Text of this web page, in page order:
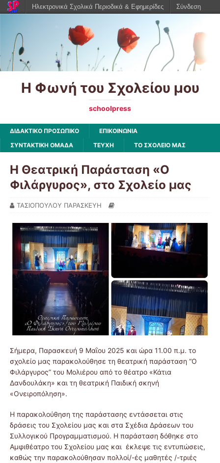
Η Φωνή του Σχολείου μου
schoolpress
ΔΙΔΑΚΤΙΚΟ ΠΡΟΣΩΠΙΚΟ
ΕΠΙΚΟΙΝΩΝΙΑ
ΣΥΝΤΑΚΤΙΚΗ ΟΜΑΔΑ
ΤΕΥΧΗ ΤΟ ΣΧΟΛΕΙΟ ΜΑΣ
Η Θεατρική Παράσταση «Ο
Φιλάργυρος», στο Σχολείο μας
ΤΑΣΙΟΠΟΥΛΟΥ ΠΑΡΑΣΚΕΥΗ
Σήμερα, Παρασκευή 9 Μαΐου 2025 και ώρα 11.00 π.μ. το
σχολείο μας παρακολούθησε τη θεατρική παράσταση “Ο
Φιλάργυρος” του Μολιέρου από το θέατρο «Κάτια
Δανδουλάκη» και τη θεατρική Παιδική σκηνή
«Ονειροπόληση».
Η παρακολούθηση της παράστασης εντάσσεται στις
δράσεις του Σχολείου μας και στα Σχέδια Δράσεων του
Συλλογικού Προγραμματισμού. Η παράσταση δόθηκε στο
Αμφιθέατρο του Σχολείου μας και έκλεψε τις εντυπώσεις,
καθώς την παρακολούθησαν πολλοί/-ές μαθητές /-τριές
Ηλεκτρονικά Σχολικά Περιοδικά & Εφημερίδες Σύνδεση